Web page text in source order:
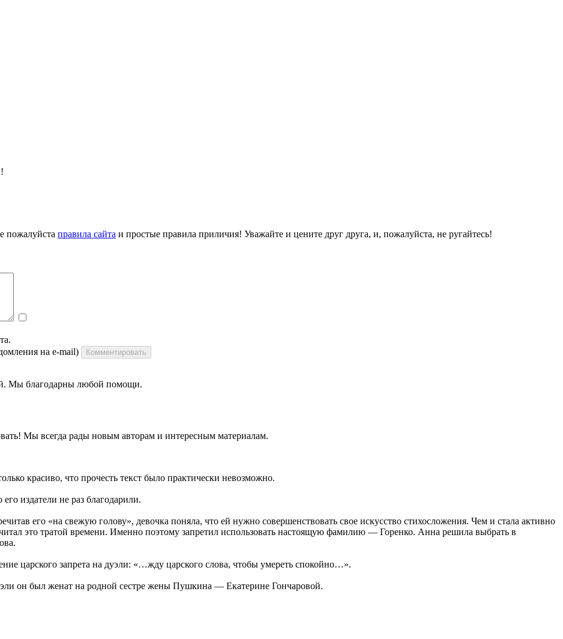
пожалуйста правила сайта и простые правила приличия! Уважайте и цените друг друга, и, пожалуйста, не ругайтесь!
на e-mail)
Комментировать
Мы благодарны любой помощи.
Мы всегда рады новым авторам и интересным материалам.
красиво, что прочесть текст было практически невозможно.
его издатели не раз благодарили.
его «на свежую голову», девочка поняла, что ей нужно совершенствовать свое искусство стихосложения. Чем и стала активно
это тратой времени. Именно поэтому запретил использовать настоящую фамилию — Горенко. Анна решила выбрать в
царского запрета на дуэли: «…жду царского слова, чтобы умереть спокойно…».
он был женат на родной сестре жены Пушкина — Екатерине Гончаровой.